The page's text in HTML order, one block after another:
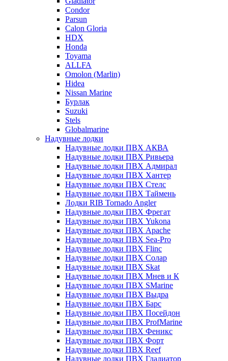
Condor
Parsun
Calon Gloria
HDX
Honda
Toyama
ALLFA
Omolon (Marlin)
Hidea
Nissan Marine
Бурлак
Suzuki
Stels
Globalmarine
Надувные лодки
Надувные лодки ПВХ АКВА
Надувные лодки ПВХ Ривьера
Надувные лодки ПВХ Адмирал
Надувные лодки ПВХ Хантер
Надувные лодки ПВХ Стелс
Надувные лодки ПВХ Таймень
Лодки RIB Tornado Angler
Надувные лодки ПВХ Фрегат
Надувные лодки ПВХ Yukona
Надувные лодки ПВХ Apache
Надувные лодки ПВХ Sea-Pro
Надувные лодки ПВХ Flinc
Надувные лодки ПВХ Солар
Надувные лодки ПВХ Skat
Надувные лодки ПВХ Мнев и К
Надувные лодки ПВХ SMarine
Надувные лодки ПВХ Выдра
Надувные лодки ПВХ Барс
Надувные лодки ПВХ Посейдон
Надувные лодки ПВХ ProfMarine
Надувные лодки ПВХ Феникс
Надувные лодки ПВХ Форт
Надувные лодки ПВХ Reef
Надувные лодки ПВХ Гладиатор